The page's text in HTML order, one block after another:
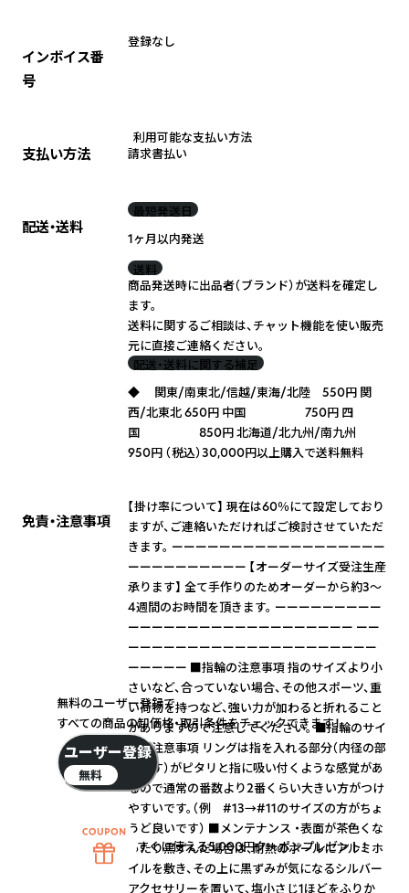
インボイス番
号
登録なし
支払い方法
利用可能な支払い方法
請求書払い
配送・送料
最短発送日
1ヶ月以内発送
送料
商品発送時に出品者（ブランド）が送料を確定し
ます。
送料に関するご相談は、チャット機能を使い販売
元に直接ご連絡ください。
配送・送料に関する補足
◆ 関東/南東北/信越/東海/北陸 550円 関
西/北東北 650円 中国 750円 四
国 850円 北海道/北九州/南九州
950円 （税込）30,000円以上購入で送料無料
免責・注意事項
【掛け率について】 現在は60％にて設定しており
ますが、ご連絡いただければご検討させていただ
きます。 ーーーーーーーーーーーーーーーーーー
ーーーーーーーーーー 【オーダーサイズ受注生産
承ります】 全て手作りのためオーダーから約3〜
4週間のお時間を頂きます。 ーーーーーーーーー
ーーーーーーーーーーーーーーーーーーー ーー
ーーーーーーーーーーーーーーーーーーーーー
ーーーーー ■指輪の注意事項 指のサイズより小
さいなど、合っていない場合、その他スポーツ、重
い荷物を持つなど、強い力が加わると折れること
がありますので注意してください。 ■指輪のサイ
ズの注意事項 リングは指を入れる部分（内径の部
分です）がピタリと指に吸い付くような感覚があ
るので通常の番数より2番くらい大きい方がつけ
やすいです。（例 #13→#11のサイズの方がちょ
うど良いです） ■メンテナンス ・表面が茶色くな
ったり黒ずんだ場合は、耐熱のボールにアルミホ
イルを敷き、その上に黒ずみが気になるシルバー
アクセサリーを置いて、塩小さじ1ほどをふりか
無料のユーザー登録で
すべての商品の卸価格・取引条件をチェックできます！
ユーザー登録
無料
すぐに使える5,000円クーポンプレゼント！